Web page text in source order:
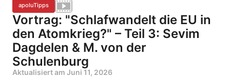
apoluTipps
Vortrag: "Schlafwandelt die EU in
den Atomkrieg?" – Teil 3: Sevim
Dagdelen & M. von der
Schulenburg
Aktualisiert am Juni 11, 2026